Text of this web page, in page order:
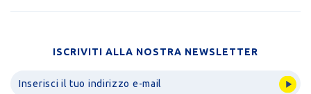
ISCRIVITI ALLA NOSTRA NEWSLETTER